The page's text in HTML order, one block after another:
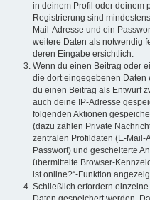
in deinem Profil oder deinem
Registrierung sind
Mail-Adresse und ein
weitere Daten als notwendig
deren Eingabe ersichtlich.
Wenn du einen Beitrag oder
die dort eingegebenen Daten
du einen Beitrag als Entwurf
auch deine IP-Adresse
folgenden Aktionen
(dazu zählen Private
zentralen Profildaten (E-Mail-
Passwort) und gescheiterte
übermittelte Browser-
ist online?“-Funktion
Schließlich erfordern